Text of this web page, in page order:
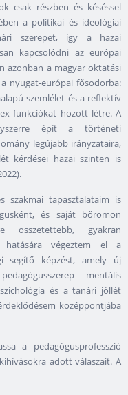
csak részben és késéssel
a politikai és ideológiai
szerepet, így a hazai
kapcsolódni az európai
azonban a magyar oktatási
nyugat-európai fősodorba:
szemlélet és a reflektív
funkciókat hozott létre. A
épít a történeti
legújabb irányzataira,
kérdései hazai szinten is
szakmai tapasztalataim is
és saját bőrömön
gyakran
hatására végeztem el a
segítő képzést, amely új
mentális
és a tanári jóllét
középpontjába
a pedagógusprofesszió
adott válaszait. A